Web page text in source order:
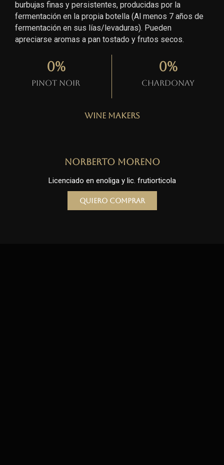
burbujas finas y persistentes, producidas por la
fermentación en la propia botella (Al menos 7 años de
fermentación en sus lías/levaduras). Pueden
apreciarse aromas a pan tostado y frutos secos.
Pinot Noir
0%
Chardonay
0%
Wine Makers
Norberto Moreno
Licenciado en enoliga y lic. frutiorticola
Quiero comprar